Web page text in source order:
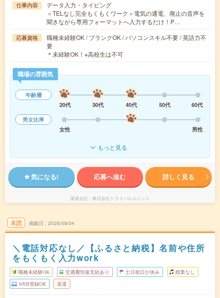
仕事内容
データ入力・タイピング
＜TELなし完全もくもくワーク＞電気の通電、廃止の音声を
聞きながら専用フォーマットへ入力するだけ！P…
応募資格
職種未経験OK / ブランクOK / パソコンスキル不要 / 英語力不
要
＊未経験OK！※高校生は不可
職場の雰囲気
年齢層
20代
30代 40代 50代
60代
男女比率
女性
男性
もっと見る
気になる! 応募へ進む 詳しく見る
派遣会社 株式会社トライバルユニット
未読 掲載日 2026/08/04
＼電話対応なし／【ふるさと納税】名前や住所
をもくもく入力work
職種未経験OK 交通費別途支給あり 土日祝日が休み 残業なし
WEB登録OK 派遣